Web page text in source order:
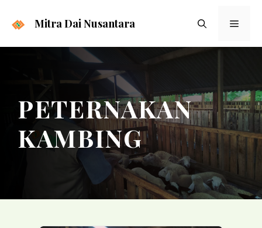
Mitra Dai Nusantara Menu
PETERNAKAN
KAMBING